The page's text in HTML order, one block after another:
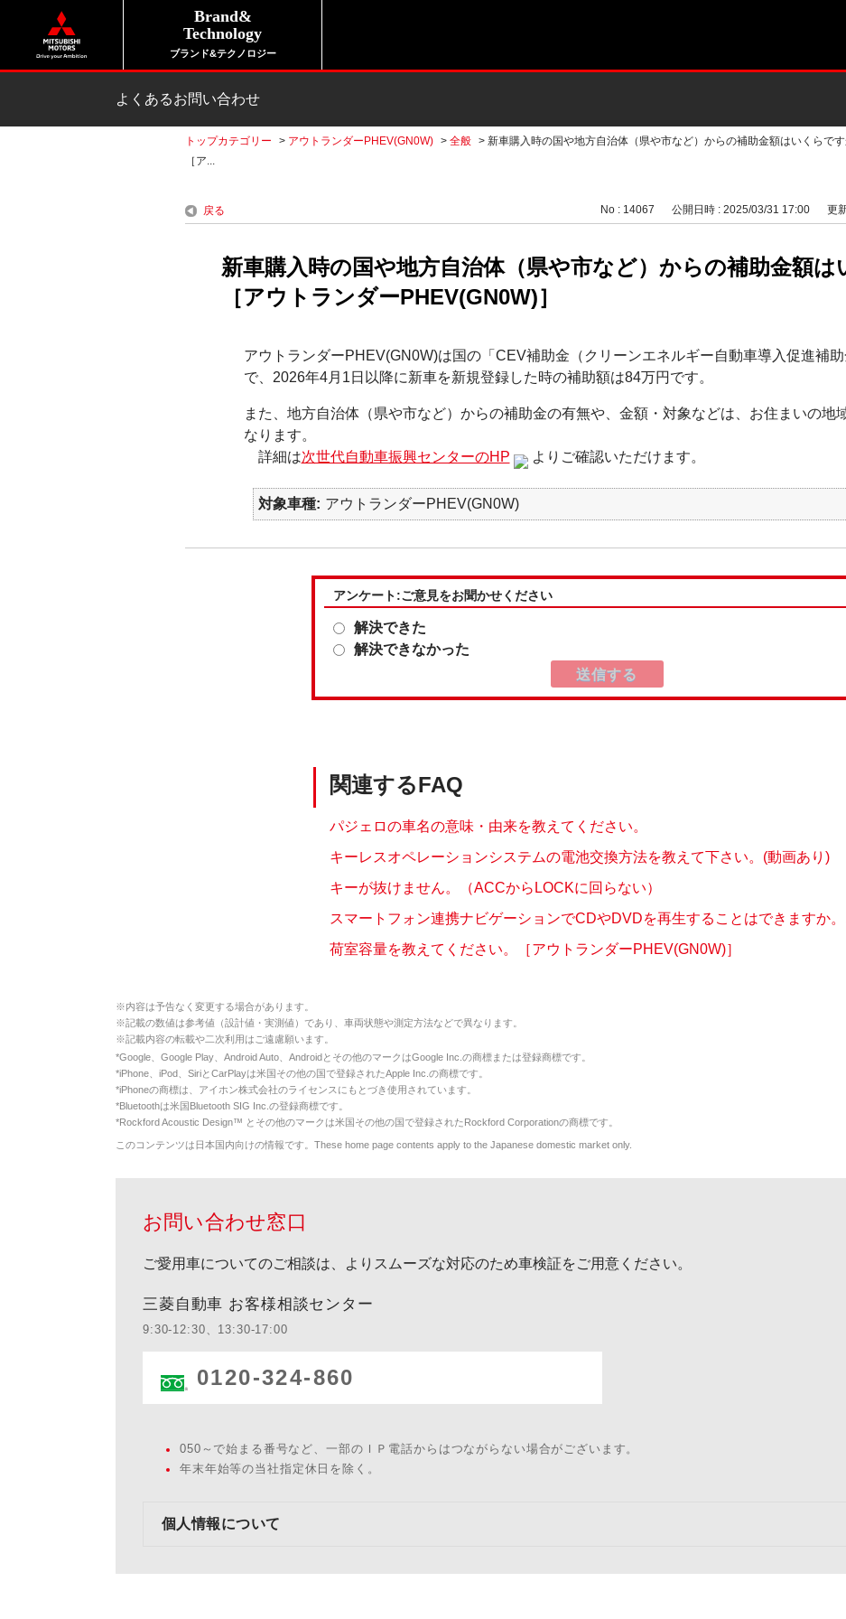
Brand&
Technology
ブランド&テクノロジー
よくあるお問い合わせ
トップカテゴリー > アウトランダーPHEV(GN0W) > 全般 > 新車購入時の国や地方自治体（県や市など）からの補助金額はいくらです
［ア...
戻る No : 14067 公開日時 : 2025/03/31 17:00 更
新車購入時の国や地方自治体（県や市など）からの補助金額は
［アウトランダーPHEV(GN0W)］
アウトランダーPHEV(GN0W)は国の「CEV補助金（クリーンエネルギー自動車導入促進補
で、2026年4月1日以降に新車を新規登録した時の補助額は84万円です。
また、地方自治体（県や市など）からの補助金の有無や、金額・対象などは、お住まいの地
なります。
詳細は次世代自動車振興センターのHP よりご確認いただけます。
対象車種 アウトランダーPHEV(GN0W)
アンケート:ご意見をお聞かせください
解決できた
解決できなかった
関連するFAQ
パジェロの車名の意味・由来を教えてください。
キーレスオペレーションシステムの電池交換方法を教えて下さい。(動画あり)
キーが抜けません。（ACCからLOCKに回らない）
スマートフォン連携ナビゲーションでCDやDVDを再生することはできますか。
荷室容量を教えてください。［アウトランダーPHEV(GN0W)］
※内容は予告なく変更する場合があります。
※記載の数値は参考値（設計値・実測値）であり、車両状態や測定方法などで異なります。
※記載内容の転載や二次利用はご遠慮願います。
*Google、Google Play、Android Auto、Androidとその他のマークはGoogle Inc.の商標または登録商標です。
*iPhone、iPod、SiriとCarPlayは米国その他の国で登録されたApple Inc.の商標です。
*iPhoneの商標は、アイホン株式会社のライセンスにもとづき使用されています。
*Bluetoothは米国Bluetooth SIG Inc.の登録商標です。
*Rockford Acoustic Design™ とその他のマークは米国その他の国で登録されたRockford Corporationの商標です。
このコンテンツは日本国内向けの情報です。These home page contents apply to the Japanese domestic market only.
お問い合わせ窓口
ご愛用車についてのご相談は、よりスムーズな対応のため車検証をご用意ください。
三菱自動車 お客様相談センター
9:30-12:30、13:30-17:00
0120-324-860
050～で始まる番号など、一部のＩＰ電話からはつながらない場合がございます。
年末年始等の当社指定休日を除く。
個人情報について